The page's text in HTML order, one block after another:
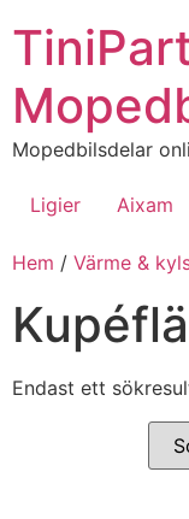
till
innehåll
Mopedbilsdelar
Ligier Aixam
Hem / Värme &
Endast ett